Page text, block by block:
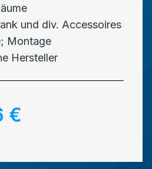
und div. Accessoires
Montage
Hersteller
€